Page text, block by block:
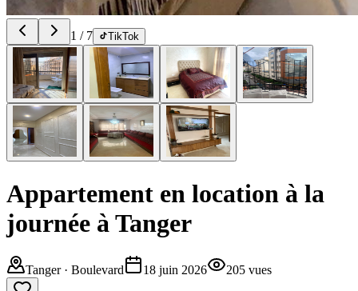
1 / 7 TikTok
Appartement en location à la
journée à Tanger
Tanger· Boulevard 18 juin 2026 205 vues